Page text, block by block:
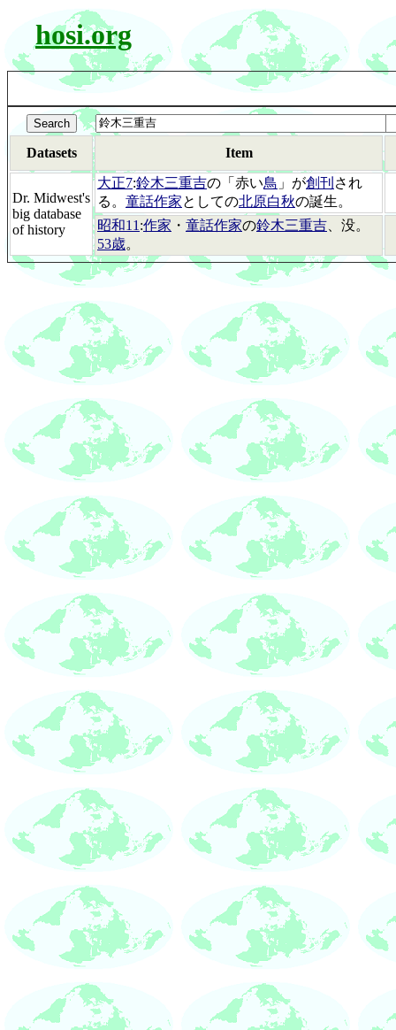
hosi.org
Datasets Item
Dr. Midwest's
big database
of history
大正7:鈴木三重吉の「赤い鳥 」が創刊 され
る。 童話作家としての北原白秋の誕生。
昭和11 :作家 ・ 童話作家の鈴木三重吉 、没。
53歳。